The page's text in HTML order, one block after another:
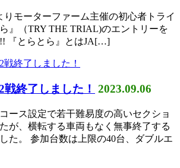
りモーターファーム主催の初心者トライ
』（TRY THE TRIAL)のエントリーを
『とらとら』とはJA[…]
戦終了しました！ 2023.09.06
ース設定で若干難易度の高いセクショ
が、横転する車両もなく無事終了する
た。 参加台数は上限の40台、ダブルエ